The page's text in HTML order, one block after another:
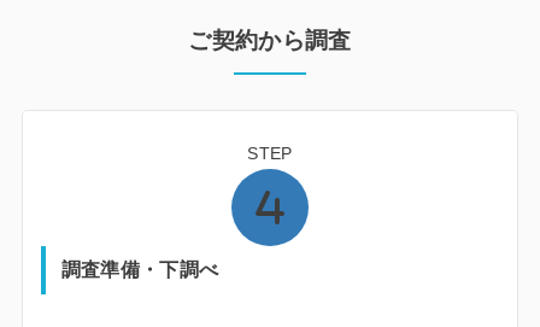
ご契約から調査
STEP
調査準備・下調べ